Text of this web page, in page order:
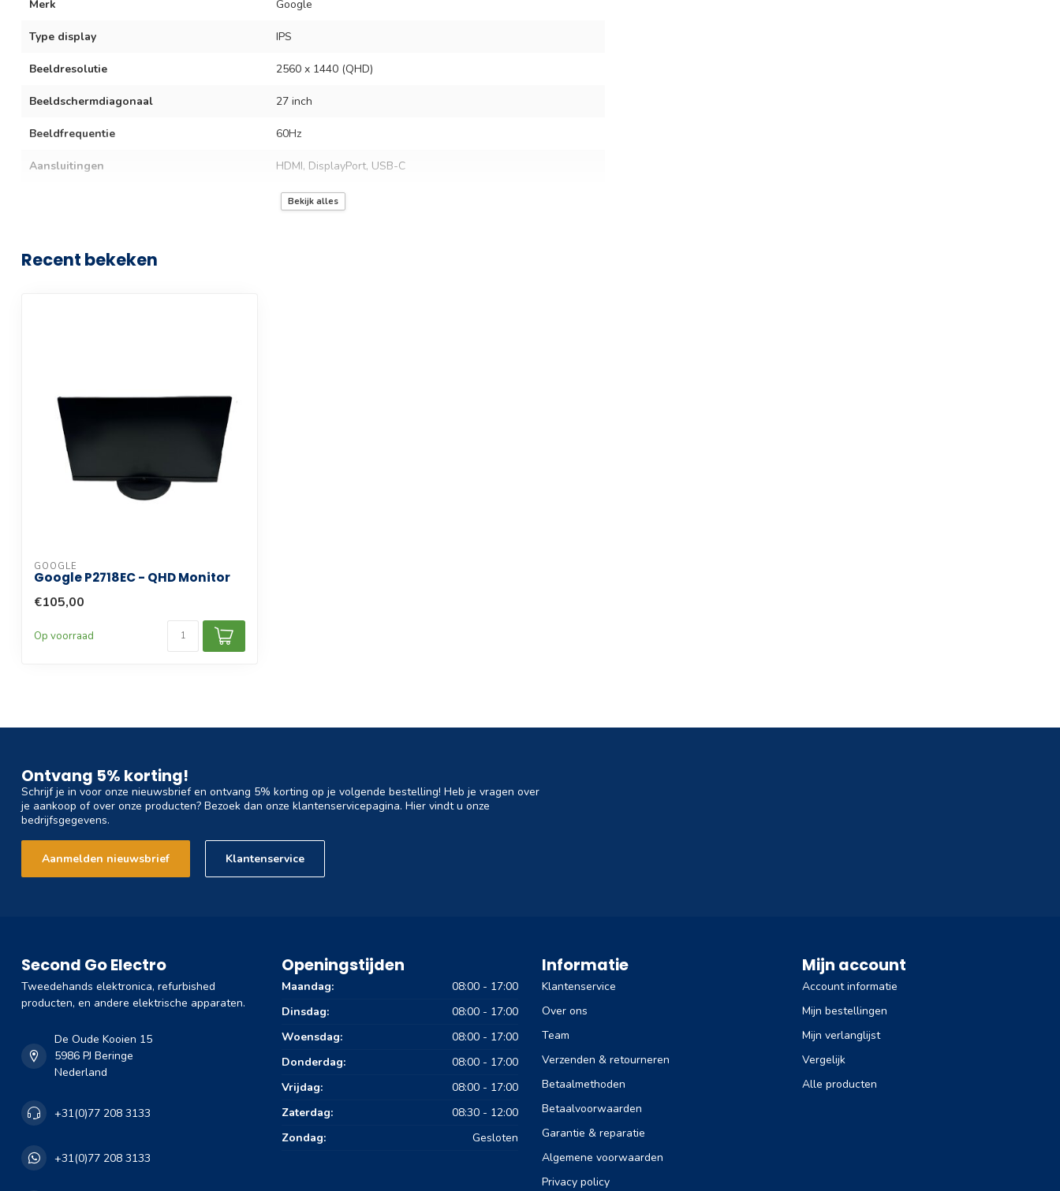
Merk Google
Type display IPS
Beeldresolutie 2560 x 1440 (QHD)
Beeldschermdiagonaal 27 inch
Beeldfrequentie 60Hz
Aansluitingen HDMI, DisplayPort, USB-C
3 maanden
Bekijk alles
Recent bekeken
GOOGLE
Google P2718EC - QHD Monitor
€105,00
Op voorraad
Ontvang 5% korting!
Schrijf je in voor onze nieuwsbrief en ontvang 5% korting op je volgende bestelling! Heb je vragen over
je aankoop of over onze producten? Bezoek dan onze klantenservicepagina. Hier vindt u onze
bedrijfsgegevens.
Aanmelden nieuwsbrief Klantenservice
Second Go Electro
Tweedehands elektronica, refurbished
producten, en andere elektrische apparaten.
De Oude Kooien 15
5986 PJ Beringe
Nederland
+31(0)77 208 3133
+31(0)77 208 3133
Openingstijden
Maandag:
08:00 - 17:00
Dinsdag:
08:00 - 17:00
Woensdag:
08:00 - 17:00
Donderdag:
08:00 - 17:00
Vrijdag:
08:00 - 17:00
Zaterdag:
08:30 - 12:00
Zondag:
Gesloten
Informatie
Klantenservice
Over ons
Team
Verzenden & retourneren
Betaalmethoden
Betaalvoorwaarden
Garantie & reparatie
Algemene voorwaarden
Privacy policy
Mijn account
Account informatie
Mijn bestellingen
Mijn verlanglijst
Vergelijk
Alle producten